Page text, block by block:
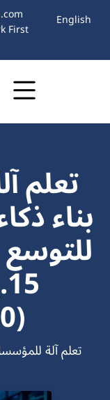
First English
تعلم
بناء
(60_65533)
تعلم آلة